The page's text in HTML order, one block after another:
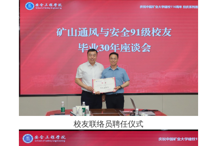
校友联络员聘任仪式